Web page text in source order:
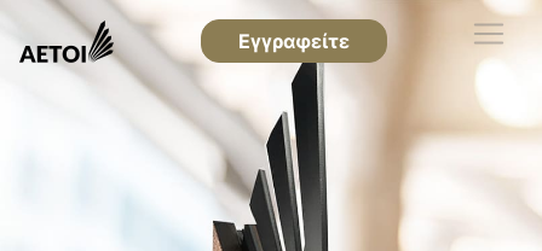
Εγγραφείτε